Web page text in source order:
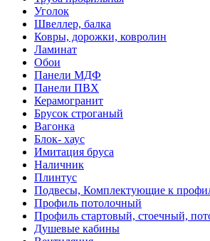
Уголок
Швеллер, балка
Ковры, дорожки, ковролин
Ламинат
Обои
Панели МДФ
Панели ПВХ
Керамогранит
Брусок строганый
Вагонка
Блок- хаус
Имитация бруса
Наличник
Плинтус
Подвесы, Комплектующие к
Профиль потолочный
Профиль стартовый, стоечный,
Душевые кабины